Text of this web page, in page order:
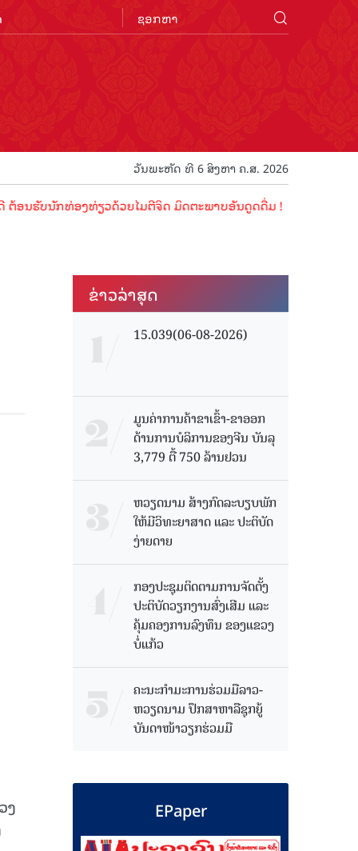
ວັນພະຫັດ ທີ 6 ສິງຫາ ຄ.ສ. 2026
ນັກທ່ອງທ່ຽວດ້ວຍໄມຕີຈິດ ມິດຕະພາບອັນດູດດື່ມ !
ງ
ຂ່າວ​ລ່າ​ສຸດ
15.039(06-08-2026)
ມູນຄ່າການຄ້າຂາເຂົ້າ-ຂາອອກ
ດ້ານການບໍລິການຂອງຈີນ ບັນລຸ
3,779 ຕື້ 750 ລ້ານຢວນ
ຫວຽດນາມ ສ້າງກົດລະບຽບພັກ
ໃຫ້ມີວິທະຍາສາດ ແລະ ປະຕິບັດ
ງ່າຍດາຍ
ກອງປະຊຸມຕິດຕາມການຈັດຕັ້ງ
ປະຕິບັດວຽກງານສົ່ງເສີມ ແລະ
ຄຸ້ມຄອງການລົງທຶນ ຂອງແຂວງ
ບໍ່ແກ້ວ
ຄະນະກໍາມະການຮ່ວມມືລາວ-
ຫວຽດນາມ ປຶກສາຫາລືຊຸກຍູ້
ບັນດາໜ້າວຽກຮ່ວມມື
EPaper